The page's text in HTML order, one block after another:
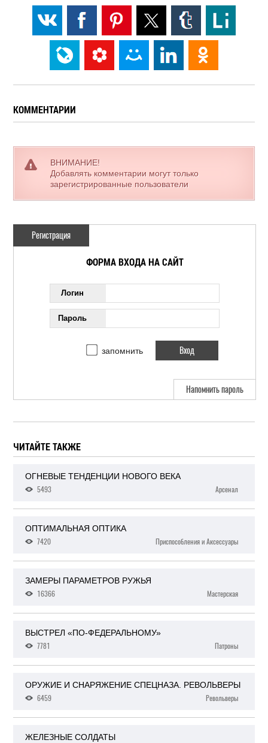
КОММЕНТАРИИ
ВНИМАНИЕ!
Добавлять комментарии могут только
зарегистрированные пользователи
Регистрация
ФОРМА ВХОДА НА САЙТ
Логин
Пароль
запомнить
Напомнить пароль
ЧИТАЙТЕ ТАКЖЕ
ОГНЕВЫЕ ТЕНДЕНЦИИ НОВОГО ВЕКА
5493
Арсенал
ОПТИМАЛЬНАЯ ОПТИКА
7420
Приспособления и Аксессуары
ЗАМЕРЫ ПАРАМЕТРОВ РУЖЬЯ
16366
Мастерская
ВЫСТРЕЛ «ПО-ФЕДЕРАЛЬНОМУ»
7781
Патроны
ОРУЖИЕ И СНАРЯЖЕНИЕ СПЕЦНАЗА. PЕВОЛЬВЕРЫ
6459
Револьверы
ЖЕЛЕЗНЫЕ СОЛДАТЫ